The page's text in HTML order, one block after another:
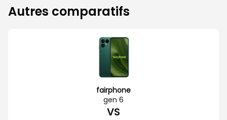
Autres comparatifs
fairphone
gen 6
VS